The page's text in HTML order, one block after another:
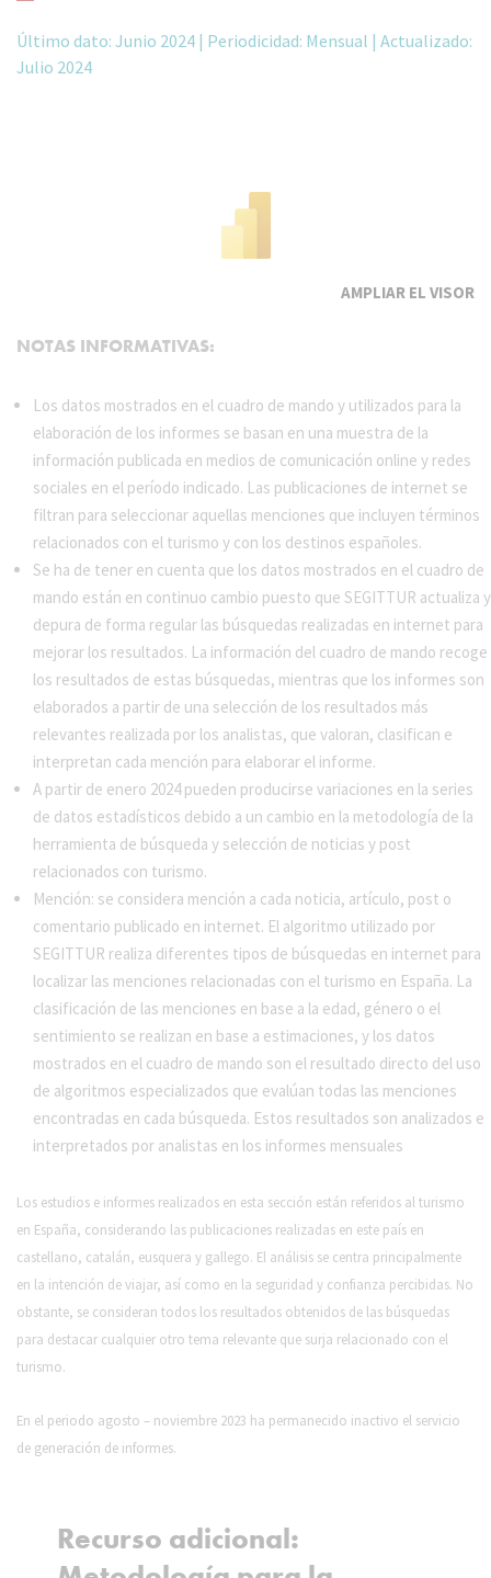
Último dato: Junio 2024 | Periodicidad: Mensual | Actualizado:
Julio 2024
EL VISOR
NOTAS INFORMATIVAS:
Los datos mostrados en el cuadro de mando y utilizados para la
elaboración de los informes se basan en una muestra de la
información publicada en medios de comunicación online y redes
sociales en el período indicado. Las publicaciones de internet se
filtran para seleccionar aquellas menciones que incluyen términos
relacionados con el turismo y con los destinos españoles.
Se ha de tener en cuenta que los datos mostrados en el cuadro de
mando están en continuo cambio puesto que SEGITTUR actualiza y
depura de forma regular las búsquedas realizadas en internet para
mejorar los resultados. La información del cuadro de mando recoge
los resultados de estas búsquedas, mientras que los informes son
elaborados a partir de una selección de los resultados más
relevantes realizada por los analistas, que valoran, clasifican e
interpretan cada mención para elaborar el informe.
A partir de enero 2024 pueden producirse variaciones en la series
de datos estadísticos debido a un cambio en la metodología de la
herramienta de búsqueda y selección de noticias y post
relacionados con turismo.
Mención: se considera mención a cada noticia, artículo, post o
comentario publicado en internet. El algoritmo utilizado por
SEGITTUR realiza diferentes tipos de búsquedas en internet para
localizar las menciones relacionadas con el turismo en España. La
clasificación de las menciones en base a la edad, género o el
sentimiento se realizan en base a estimaciones, y los datos
mostrados en el cuadro de mando son el resultado directo del uso
de algoritmos especializados que evalúan todas las menciones
encontradas en cada búsqueda. Estos resultados son analizados e
interpretados por analistas en los informes mensuales
Los estudios e informes realizados en esta sección están referidos al turismo
en España, considerando las publicaciones realizadas en este país en
castellano, catalán, eusquera y gallego. El análisis se centra principalmente
en la intención de viajar, así como en la seguridad y confianza percibidas. No
obstante, se consideran todos los resultados obtenidos de las búsquedas
para destacar cualquier otro tema relevante que surja relacionado con el
turismo.
En el periodo agosto – noviembre 2023 ha permanecido inactivo el servicio
de generación de informes.
Recurso adicional: